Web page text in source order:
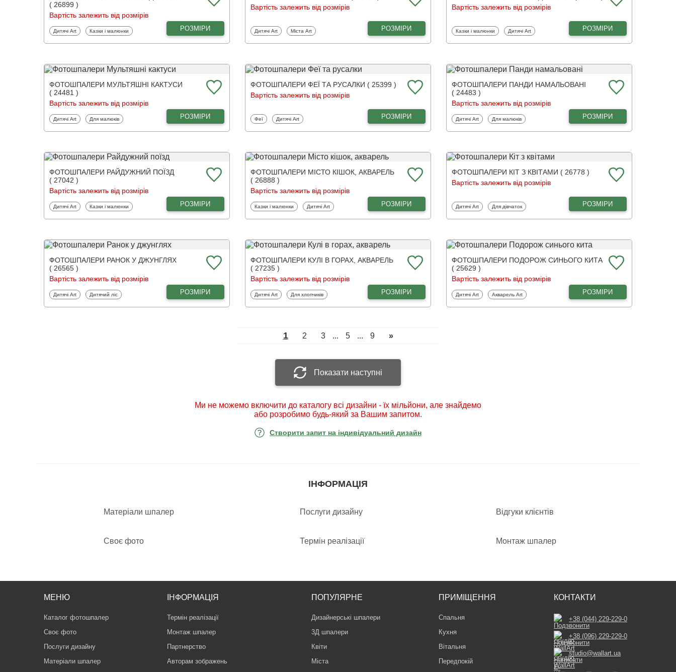
( 26899 )
Вартість залежить від розмірів
Фотошпалери
Дитячі Art Фотошпалери
Казки і малюнки РОЗМІРИ
Вартість залежить від розмірів
Фотошпалери
Дитячі Art Фотошпалери
Міста Art РОЗМІРИ
Вартість залежить від розмірів
Фотошпалери
Казки і малюнки Фотошпалери
Дитячі Art РОЗМІРИ
ФОТОШПАЛЕРИ МУЛЬТЯШНІ КАКТУСИ
( 24481 )
Вартість залежить від розмірів
Фотошпалери
Дитячі Art Фотошпалери
Для малюків РОЗМІРИ
ФОТОШПАЛЕРИ ФЕЇ ТА РУСАЛКИ ( 25399 )
Вартість залежить від розмірів
Фотошпалери
Феї Фотошпалери
Дитячі Art РОЗМІРИ
ФОТОШПАЛЕРИ ПАНДИ НАМАЛЬОВАНІ
( 24483 )
Вартість залежить від розмірів
Фотошпалери
Дитячі Art Фотошпалери
Для малюків РОЗМІРИ
ФОТОШПАЛЕРИ РАЙДУЖНИЙ ПОЇЗД
( 27042 )
Вартість залежить від розмірів
Фотошпалери
Дитячі Art Фотошпалери
Казки і малюнки РОЗМІРИ
ФОТОШПАЛЕРИ МІСТО КІШОК, АКВАРЕЛЬ
( 26888 )
Вартість залежить від розмірів
Фотошпалери
Казки і малюнки Фотошпалери
Дитячі Art РОЗМІРИ
ФОТОШПАЛЕРИ КІТ З КВІТАМИ ( 26778 )
Вартість залежить від розмірів
Фотошпалери
Дитячі Art Фотошпалери
Для дівчаток РОЗМІРИ
ФОТОШПАЛЕРИ РАНОК У ДЖУНГЛЯХ
( 26565 )
Вартість залежить від розмірів
Фотошпалери
Дитячі Art Фотошпалери
Дитячий ліс РОЗМІРИ
ФОТОШПАЛЕРИ КУЛІ В ГОРАХ, АКВАРЕЛЬ
( 27235 )
Вартість залежить від розмірів
Фотошпалери
Дитячі Art Фотошпалери
Для хлопчиків РОЗМІРИ
ФОТОШПАЛЕРИ ПОДОРОЖ СИНЬОГО КИТА
( 25629 )
Вартість залежить від розмірів
Фотошпалери
Дитячі Art Фотошпалери
Акварель Art РОЗМІРИ
1 2 3 ... 5 ... 9 »
Показати наступні
Ми не можемо включити до каталогу всі дизайни - їх мільйони, але знайдемо
або розробимо будь-який за Вашим запитом.
Створити запит на індивідуальний дизайн
ІНФОРМАЦІЯ
Матеріали шпалер Послуги дизайну Відгуки клієнтів
Своє фото Термін реалізації Монтаж шпалер
МЕНЮ
Каталог фотошпалер
Своє фото
Послуги дизайну
Матеріали шпалер
ІНФОРМАЦІЯ
Термін реалізації
Монтаж шпалер
Партнерство
Авторам зображень
ПОПУЛЯРНЕ
Дизайнерські шпалери
3Д шпалери
Квіти
Міста
ПРИМІЩЕННЯ
Спальня
Кухня
Вітальня
Передпокій
КОНТАКТИ
+38 (044) 229-229-0
+38 (096) 229-229-0
studio@wallart.ua